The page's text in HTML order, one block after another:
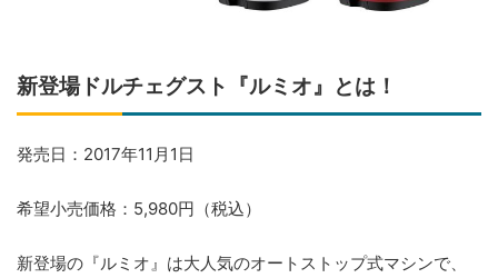
新登場ドルチェグスト『ルミオ』とは！
発売日：2017年11月1日
希望小売価格：5,980円（税込）
新登場の『ルミオ』は大人気のオートストップ式マシンで、